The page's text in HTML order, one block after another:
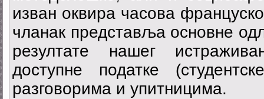
изван оквира часова
чланак представља основне
резултате нашег
доступне податке
разговорима и упитницима.